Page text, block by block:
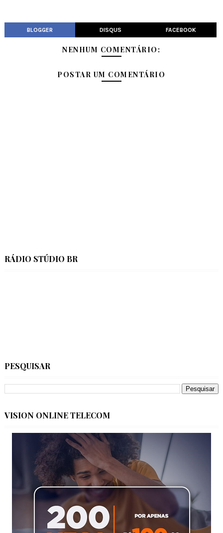
BLOGGER DISQUS FACEBOOK
NENHUM COMENTÁRIO:
POSTAR UM COMENTÁRIO
RÁDIO STÚDIO BR
PESQUISAR
VISION ONLINE TELECOM